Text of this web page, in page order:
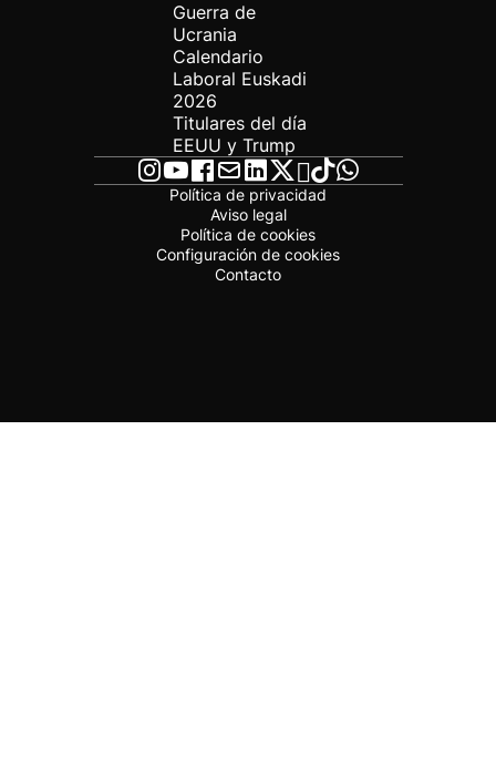
Guerra de
Ucrania
Calendario
Laboral Euskadi
2026
Titulares del día
EEUU y Trump
Política de privacidad
Aviso legal
Política de cookies
Configuración de cookies
Contacto